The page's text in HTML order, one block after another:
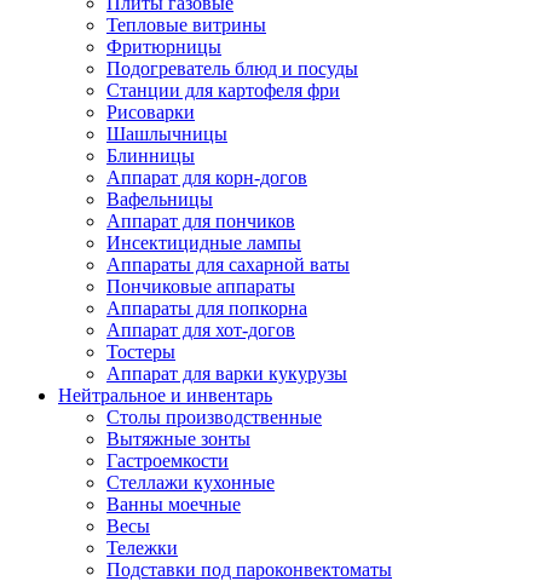
Тепловые витрины
Фритюрницы
Подогреватель блюд и посуды
Станции для картофеля фри
Рисоварки
Шашлычницы
Блинницы
Аппарат для корн-догов
Вафельницы
Аппарат для пончиков
Инсектицидные лампы
Аппараты для сахарной ваты
Пончиковые аппараты
Аппараты для попкорна
Аппарат для хот-догов
Тостеры
Аппарат для варки кукурузы
Нейтральное и инвентарь
Столы производственные
Вытяжные зонты
Гастроемкости
Стеллажи кухонные
Ванны моечные
Весы
Тележки
Подставки под пароконвектоматы